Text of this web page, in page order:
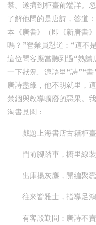
禁。遂擠到柜臺前端詳。
了解他問的是唐詩，答道
本《唐書》（即《新唐書
嗎？”營業員懟道：“這不
這位問客應當聽到過“熟
一下狀況。滬語里“詩”“
唐詩盡緣，他不明就里，
禁錮與教導曠廢的惡果。
淘書見聞：
戲題上海書店古籍柜臺
門前腳踏車，櫥里線裝
出庫揚灰塵，開編聚蠹
往來皆雅士，指導足鴻
有客殷勤問：唐詩不